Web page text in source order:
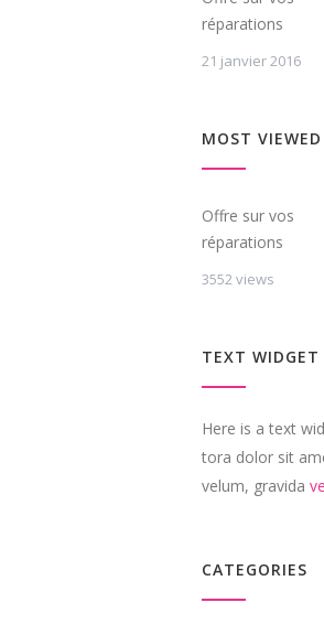
réparations
21 janvier 2016
MOST VIEWED
Offre sur vos
réparations
3552 views
TEXT WIDGET
Here is a text
tora dolor sit
velum, gravida
CATEGORIES